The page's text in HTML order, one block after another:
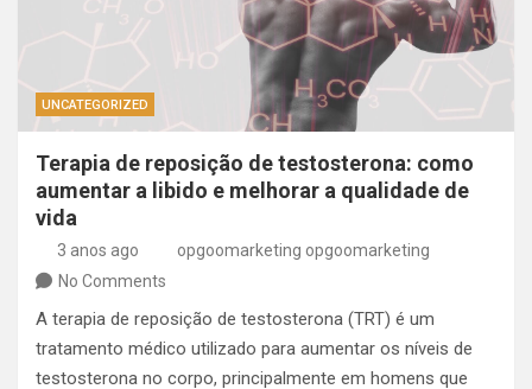
UNCATEGORIZED
Terapia de reposição de testosterona: como
aumentar a libido e melhorar a qualidade de
vida
3 anos ago
opgoomarketing opgoomarketing
No Comments
A terapia de reposição de testosterona (TRT) é um
tratamento médico utilizado para aumentar os níveis de
testosterona no corpo, principalmente em homens que